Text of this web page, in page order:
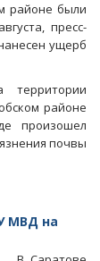
районе были
пресс-
ущерб
районе
произошел
почвы
МВД на